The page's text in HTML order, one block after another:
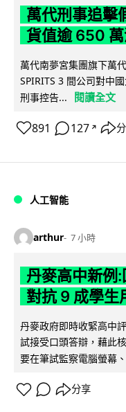
萬代刑事追擊
貨值逾 650
萬代南夢宮集團旗下萬
SPIRITS 3 間公司對中
刑事控告...
閱讀全文
891 127 ↗
人工智能
arthur 7 小時
丹麥高中新例
對抗 9 成學生
丹麥政府即時收緊高中
試接受口頭答辯，藉此
要在筆試監察電腦螢幕
分享